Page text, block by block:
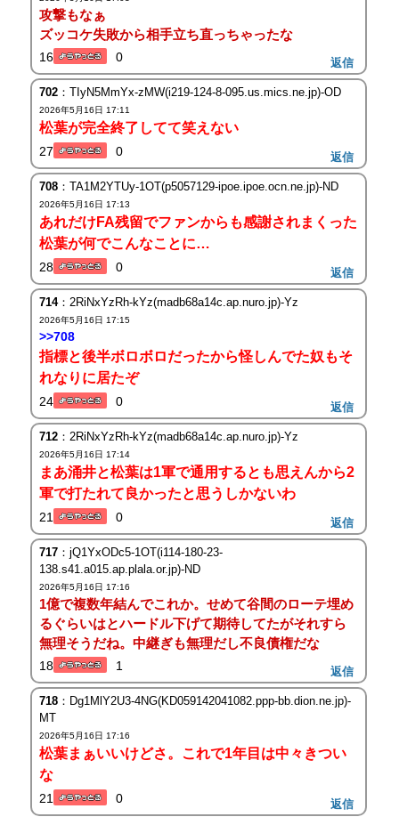
攻撃もなぁ
ズッコケ失敗から相手立ち直っちゃったな
16 0 返信
702：TIyN5MmYx-zMW(i219-124-8-095.us.mics.ne.jp)-OD
2026年5月16日 17:11
松葉が完全終了してて笑えない
27 0 返信
708：TA1M2YTUy-1OT(p5057129-ipoe.ipoe.ocn.ne.jp)-ND
2026年5月16日 17:13
あれだけFA残留でファンからも感謝されまくった
松葉が何でこんなことに…
28 0 返信
714：2RiNxYzRh-kYz(madb68a14c.ap.nuro.jp)-Yz
2026年5月16日 17:15
>>708
指標と後半ボロボロだったから怪しんでた奴もそ
れなりに居たぞ
24 0 返信
712：2RiNxYzRh-kYz(madb68a14c.ap.nuro.jp)-Yz
2026年5月16日 17:14
まあ涌井と松葉は1軍で通用するとも思えんから2
軍で打たれて良かったと思うしかないわ
21 0 返信
717：jQ1YxODc5-1OT(i114-180-23-
138.s41.a015.ap.plala.or.jp)-ND
2026年5月16日 17:16
1億で複数年結んでこれか。せめて谷間のローテ埋め
るぐらいはとハードル下げて期待してたがそれすら
無理そうだね。中継ぎも無理だし不良債権だな
18 1 返信
718：Dg1MlY2U3-4NG(KD059142041082.ppp-bb.dion.ne.jp)-
MT
2026年5月16日 17:16
松葉まぁいいけどさ。これで1年目は中々きつい
な
21 0 返信